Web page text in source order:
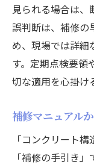
見られる場合は
誤判断は、補修の
め、現場では詳細
す。定期点検要領
切な適用を心掛け
補修マニュアル
「コンクリート
「補修の手引き